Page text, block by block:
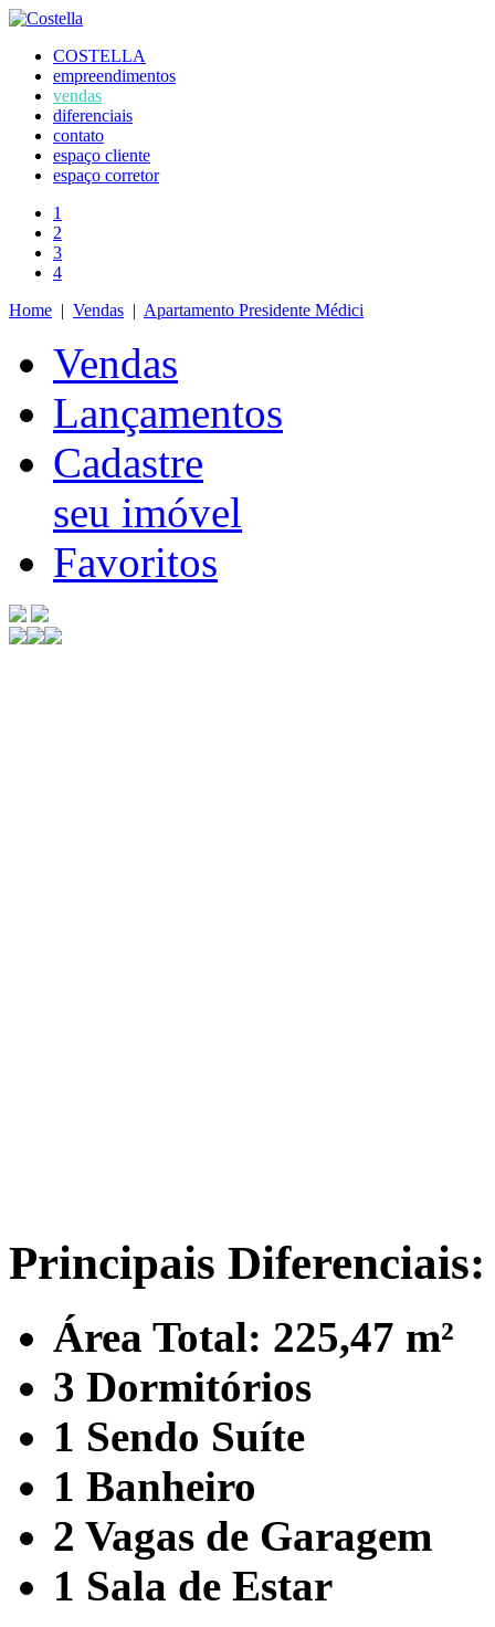
COSTELLA
empreendimentos
vendas
diferenciais
contato
espaço cliente
espaço corretor
1
2
3
4
Home | Vendas | Apartamento Presidente Médici
Vendas
Lançamentos
Cadastre
seu imóvel
Favoritos
Principais Diferenciais:
Área Total: 225,47 m²
3 Dormitórios
1 Sendo Suíte
1 Banheiro
2 Vagas de Garagem
1 Sala de Estar